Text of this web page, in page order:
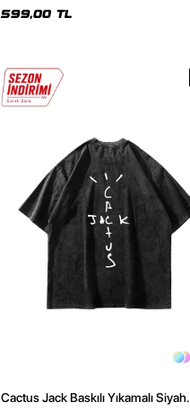
599,00 TL
Cactus Jack Baskılı Yıkamalı Siyah